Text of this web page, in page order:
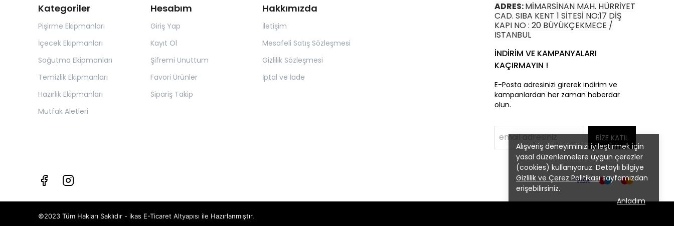
Alışveriş deneyiminizi iyileştirmek için
yasal düzenlemelere uygun çerezler
(cookies) kullanıyoruz. Detaylı bilgiye
Gizlilik ve Çerez Politikasısayfamızdan
erişebilirsiniz.
Anladım
Kategoriler
Pişirme Ekipmanları
İçecek Ekipmanları
Soğutma Ekipmanları
Temizlik Ekipmanları
Hazırlık Ekipmanları
Mutfak Aletleri
Hesabım
Giriş Yap
Kayıt Ol
Şifremi Unuttum
Favori Ürünler
Sipariş Takip
Hakkımızda
İletişim
Mesafeli Satış Sözleşmesi
Gizlilik Sözleşmesi
İptal ve İade
ADRES:MİMARSİNAN MAH. HÜRRİYET
CAD. SIBA KENT 1 SİTESİ NO:17 DİŞ
KAPI NO : 20 BÜYÜKÇEKMECE /
ISTANBUL
İNDİRİM VE KAMPANYALARI
KAÇIRMAYIN !
E-Posta adresinizi girerek indirim ve
kampanlardan her zaman haberdar
olun.
BİZE KATIL
©2023 Tüm Hakları Saklıdır - ikas E-Ticaret Altyapısı ile Hazırlanmıştır.